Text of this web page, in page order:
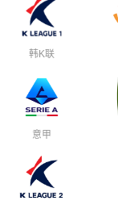
韩K联
意甲